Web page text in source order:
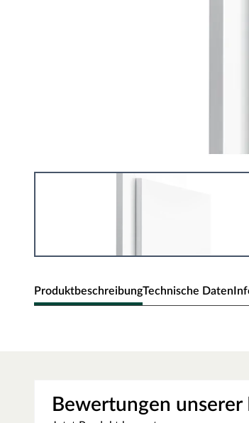
ProduktbeschreibungTechnische Daten
der Kombination aus
widerstandsfähige Schutzschicht mit den
Bewertungen unserer